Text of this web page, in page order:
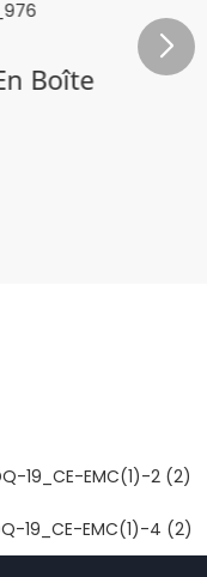
Boîte